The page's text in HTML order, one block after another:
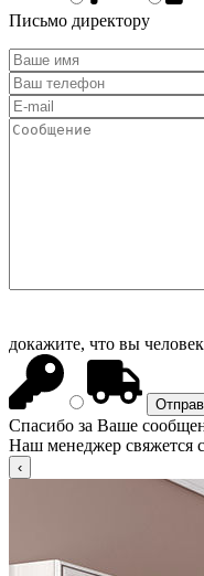
Письмо директору
докажите, что вы
Спасибо за Ваше
Наш менеджер свяжется